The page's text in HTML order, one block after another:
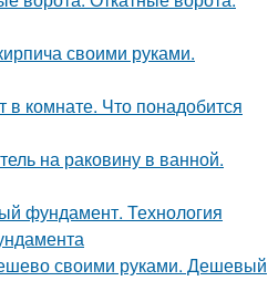
своими руками.
в комнате. Что понадобится
на раковину в ванной.
фундамент. Технология
своими руками. Дешевый